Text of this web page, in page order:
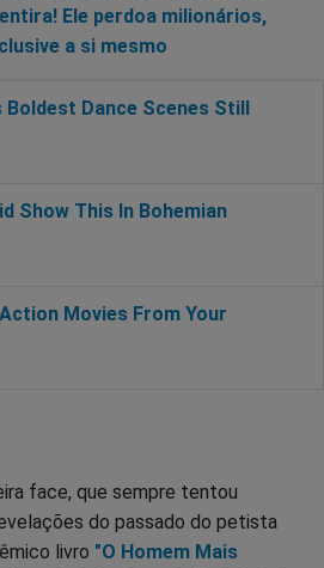
Ele perdoa milionários,
a si mesmo
face, que sempre tentou
do passado do petista
livro "O Homem Mais